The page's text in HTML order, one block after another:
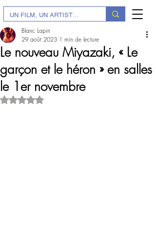
Le nouveau Miyazaki, « Le
garçon et le héron » en salles
le 1er novembre
Blanc Lapin
29 août 2023 1 min de lecture
Noté NaN étoiles sur 5.